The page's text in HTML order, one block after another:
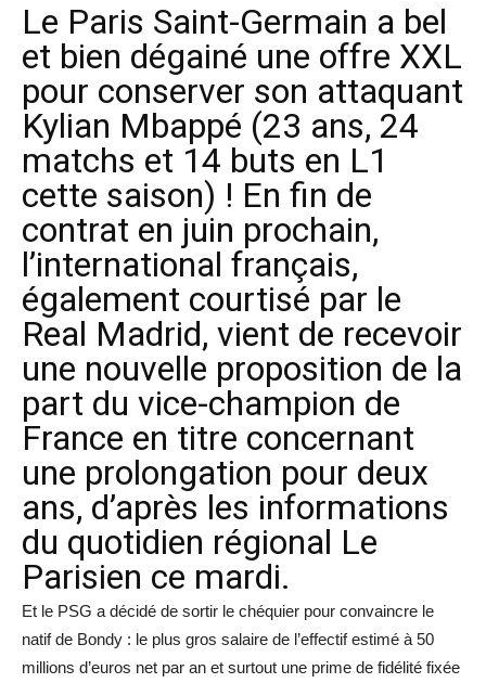
Le Paris Saint-Germain a bel
et bien dégainé une offre XXL
pour conserver son attaquant
Kylian Mbappé (23 ans, 24
matchs et 14 buts en L1
cette saison) ! En fin de
contrat en juin prochain,
l’international français,
également courtisé par le
Real Madrid, vient de recevoir
une nouvelle proposition de la
part du vice-champion de
France en titre concernant
une prolongation pour deux
ans, d’après les informations
du quotidien régional Le
Parisien ce mardi.
Et le PSG a décidé de sortir le chéquier pour convaincre le
natif de Bondy : le plus gros salaire de l’effectif estimé à 50
millions d’euros net par an et surtout une prime de fidélité fixée